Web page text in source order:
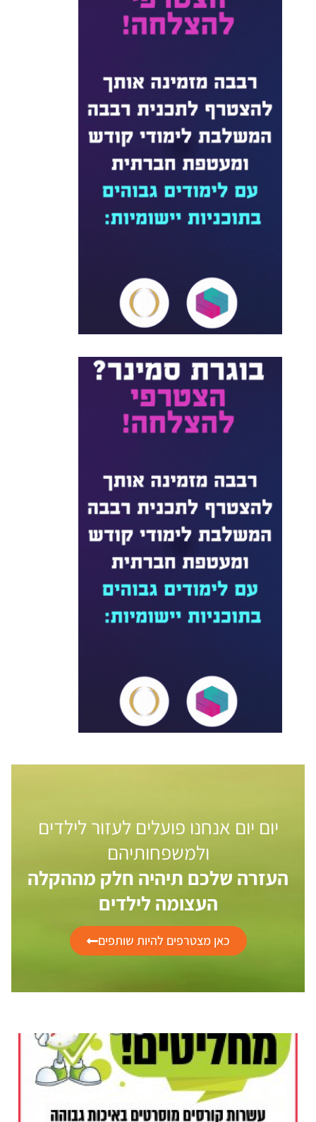
יום יום אנחנו פועלים לעזור לילדים
ולמשפחותיהם
העזרה שלכם תיהיה חלק מההקלה
העצומה לילדים
כאן מצטרפים להיות שותפים